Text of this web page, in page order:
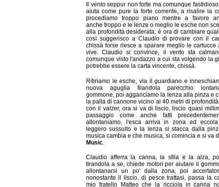
Il vento seppur non forte ma comunque
aiuta come pure la forte corrente, a risalire la
procediamo troppo piano mentre a favore
anche troppo e le lenze o meglio le esche non
alla profondità desiderata; é ora di cambiare
così suggerisco a Claudio di provare con il
chissà forse riesce a sparare meglio le cartucce
vive. Claudio si convince, il vento sta
comunque visto l'andazzo a cui sta volgendo la
potrebbe essere la carta vincente, chissà.
Ritiriamo le esche, via il guardiano e
nuova aguglia filandola parecchio
gommone, poi agganciamo la lenza alla pinza e
la palla di cannone vicino ai 40 metri di
con il valzer, ora si va di liscio, liscio quasi
passaggio come anche fatti
allontaniamo, l'esca arriva in zona ed
leggero sussulto e la lenza si stacca dalla
musica cambia e che musica, si comincia e si va
Music
Claudio afferra la canna, la sfila e la alza,
tirandola a se, chiede motori per aiutare il
allontanarsi un po' dalla zona, poi
nonostante il liscio, di pesce trattasi, passa la
mio fratello Matteo che la ricciola in canna